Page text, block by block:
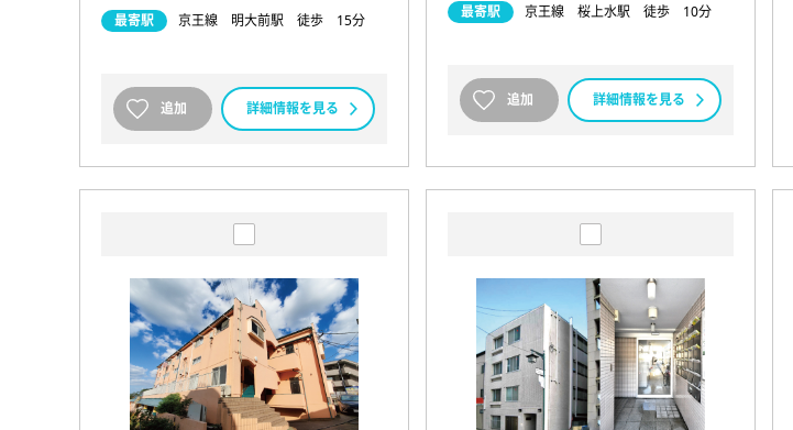
最寄駅 京王線 明大前駅 徒歩 15分
追加 詳細情報を見る
最寄駅 京王線 桜上水駅 徒歩 10分
追加 詳細情報を見る